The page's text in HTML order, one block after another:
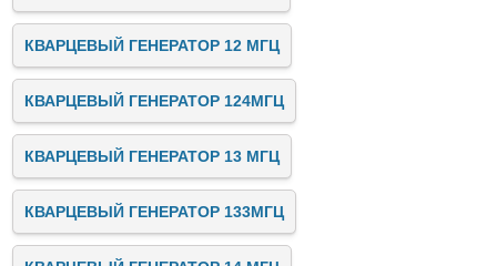
КВАРЦЕВЫЙ ГЕНЕРАТОР 12 МГЦ
КВАРЦЕВЫЙ ГЕНЕРАТОР 124МГЦ
КВАРЦЕВЫЙ ГЕНЕРАТОР 13 МГЦ
КВАРЦЕВЫЙ ГЕНЕРАТОР 133МГЦ